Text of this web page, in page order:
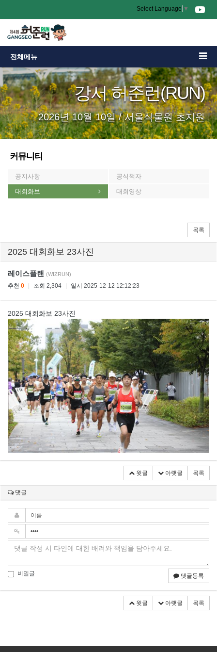
Select Language ▼
전체메뉴
강서 허준런(RUN)
2026년 10월 10일 / 서울식물원 초지원
커뮤니티
공지사항 공식책자
대회화보 대회영상
목록
2025 대회화보 23사진
레이스플랜 (WIZRUN)
추천 0 | 조회 2,304 | 일시 2025-12-12 12:12:23
2025 대회화보 23사진
윗글 아랫글 목록
댓글
비밀글 댓글등록
윗글 아랫글 목록